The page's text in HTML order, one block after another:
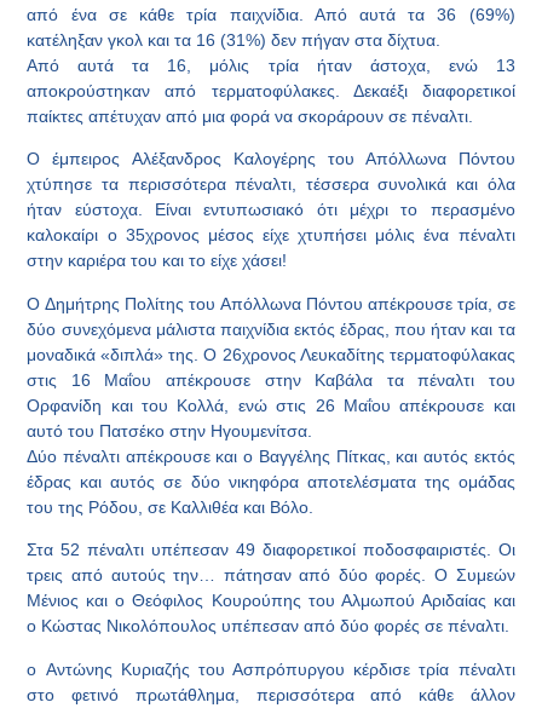
από ένα σε κάθε τρία παιχνίδια. Από αυτά τα 36 (69%)
κατέληξαν γκολ και τα 16 (31%) δεν πήγαν στα δίχτυα.
Από αυτά τα 16, μόλις τρία ήταν άστοχα, ενώ 13
αποκρούστηκαν από τερματοφύλακες. Δεκαέξι διαφορετικοί
παίκτες απέτυχαν από μια φορά να σκοράρουν σε πέναλτι.
Ο έμπειροςΑλέξανδρος Καλογέρης του Απόλλωνα Πόντου
χτύπησε τα περισσότερα πέναλτι, τέσσερα συνολικά και όλα
ήταν εύστοχα. Είναι εντυπωσιακό ότι μέχρι το περασμένο
καλοκαίρι ο 35χρονος μέσος είχε χτυπήσει μόλις ένα πέναλτι
στην καριέρα του και το είχε χάσει!
ΟΔημήτρης Πολίτης του Απόλλωνα Πόντου απέκρουσε τρία, σε
δύο συνεχόμενα μάλιστα παιχνίδια εκτός έδρας, που ήταν και τα
μοναδικά «διπλά» της. Ο 26χρονος Λευκαδίτης τερματοφύλακας
στις 16 Μαΐου απέκρουσε στην Καβάλα τα πέναλτι του
Ορφανίδη και του Κολλά, ενώ στις 26 Μαΐου απέκρουσε και
αυτό του Πατσέκο στην Ηγουμενίτσα.
Δύο πέναλτι απέκρουσε και ο Βαγγέλης Πίτκας, και αυτός εκτός
έδρας και αυτός σε δύο νικηφόρα αποτελέσματα της ομάδας
του της Ρόδου, σε Καλλιθέα και Βόλο.
Στα 52 πέναλτι υπέπεσαν 49 διαφορετικοί ποδοσφαιριστές. Οι
τρεις από αυτούς την… πάτησαν από δύο φορές. Ο Συμεών
Μένιος και οΘεόφιλος Κουρούπης του Αλμωπού Αριδαίας και
ο Κώστας Νικολόπουλος υπέπεσαν από δύο φορές σε πέναλτι.
ο Αντώνης Κυριαζής του Ασπρόπυργου κέρδισε τρία πέναλτι
στο φετινό πρωτάθλημα, περισσότερα από κάθε άλλον